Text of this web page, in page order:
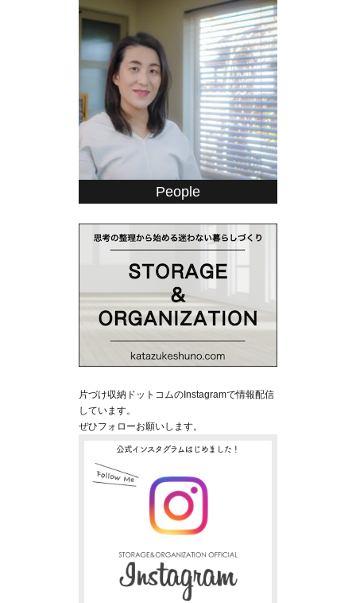
People
片づけ収納ドットコムのInstagramで情報配信
しています。
ぜひフォローお願いします。